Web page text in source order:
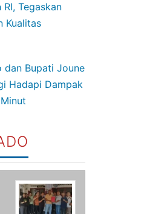
Tegaskan
Kualitas
dan Bupati Joune
Hadapi Dampak